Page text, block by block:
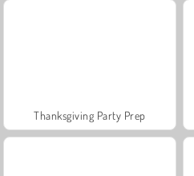
Thanksgiving Party Prep